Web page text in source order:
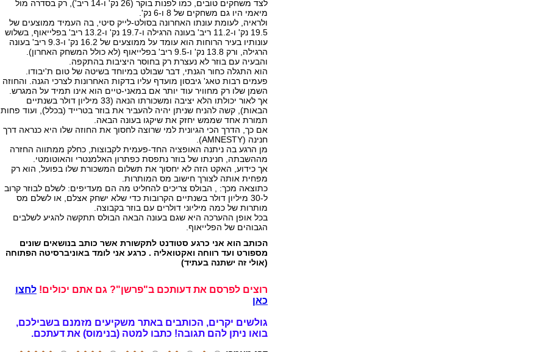
לצד משחקים טובים, כמו לפנות בוקר (26 נק' ו-14 ריב'), רק בסדרה מול
מיאמי היו גם משחקים של 8 ו-6 נק'.
ולראיה, לעומת עונתו האחרונה בסולט-לייק סיטי, בה העמיד ממוצעים של
19.5 נק' ו-11.2 ריב' בעונה הרגילה ו-19.7 נק' ו-13.2 ריב' בפלייאוף, בשלוש
עונותיו בעיר הרוחות הוא עומד על ממוצעים של 16.2 נק' ו-9.3 ריב' בעונה
הרגילה, ורק 13.8 נק' ו-9.5 ריב' בפלייאוף (לא כולל המשחק האחרון).
והבעיה עם בוזר לא נעצרת רק בחוסר היציבות בהתקפה.
הוא התגלה כחור הגנתי, דבר שבולט במיוחד בשיטה של טום ת'יבודו.
פעמים רבות טאג' גיבסון מועדף עליו בדקות האחרונות לצרכי הגנה. והחוזה
השמן שלו רק מחוויר עוד יותר אם במאני-טיים הוא אינו תמיד על המגרש.
אך לאור יכולתו הלא יציבה ומשכורתו הנאה (33 מיליון דולר בשנתיים
הבאות), קשה להניח שניתן יהיה להעביר את בוזר בטרייד (בכלל), ועוד פחות
תמורת אחד שממש יחזק את שיקגו בעונה הבאה.
אם כך, הדרך הכי הגיונית למי שרוצה לחסוך את החוזה שלו היא כנראה דרך
חנינה (AMNESTY).
מן הרגע בה ניתנה האופציה החד-פעמית לקבוצות, כחלק ממתווה החזרה
מההשבתה, חנינתו של בוזר נתפסת כפתרון האלמנטרי והאוטומטי.
אך כידוע, האקט הזה לא יחסוך את תשלום המשכורת שלו בפועל, הוא רק
מפחית אותה לצורך חישוב מס המותרות.
כתוצאה מכך: , הבולס צריכים להחליט מה הם מעדיפים: לשלם לבוזר קרוב
ל-30 מיליון דולר בשנתיים הקרובות כדי שלא ישחק אצלם, או לשלם מס
מותרות של כמה מיליוני דולרים עם בוזר בקבוצה.
בכל אופן ההערכה היא שגם בעונה הבאה הבולס תתקשה להגיע לשלבים
הגבוהים של הפלייאוף.
הכותב הוא אני כרגע סטודנט לתקשורת אשר כותב בנושאים שונים
מספורט ועד רווחה ואקטואליה . כרגע אני לומד באוניברסיטה הפתוחה
(אולי זה ישתנה בעתיד)
רוצים לפרסם את דעותכם ב"פרשן"? גם אתם יכולים! לחצו
כאן
גולשים יקרים, הכותבים באתר משקיעים מזמנם בשבילכם,
בואו ניתן להם תגובה! כתבו למטה (בנימוס) את דעתכם.